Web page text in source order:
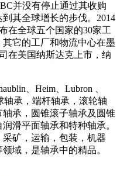
并没有停止通过其收购
其全球增长的步伐。2014
在全球五个国家的30家工
它的工厂和物流中心在墨
在美国纳斯达克上市，纳
、Heim、Lubron 、
轴承，端杆轴承，滚轮轴
承，圆锥滚子轴承及圆锥
滑平面轴承和特种轴承。
矿，运输，包装，机器
域，是轴承中的精品。